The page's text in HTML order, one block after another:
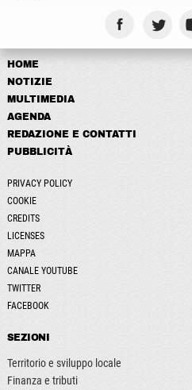
HOME
NOTIZIE
MULTIMEDIA
AGENDA
REDAZIONE E CONTATTI
PUBBLICITÀ
PRIVACY POLICY
COOKIE
CREDITS
LICENSES
MAPPA
CANALE YOUTUBE
TWITTER
FACEBOOK
SEZIONI
Territorio e sviluppo locale
Finanza e tributi